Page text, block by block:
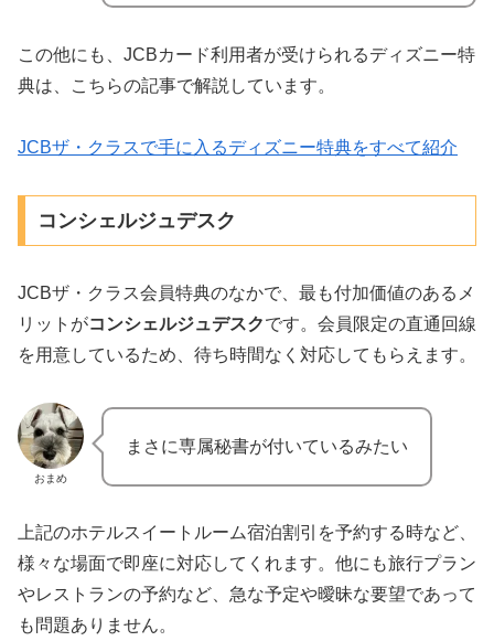
この他にも、JCBカード利用者が受けられるディズニー特
典は、こちらの記事で解説しています。
JCBザ・クラスで手に入るディズニー特典をすべて紹介
コンシェルジュデスク
JCBザ・クラス会員特典のなかで、最も付加価値のあるメ
リットがコンシェルジュデスクです。会員限定の直通回線
を用意しているため、待ち時間なく対応してもらえます。
おまめ
まさに専属秘書が付いているみたい
上記のホテルスイートルーム宿泊割引を予約する時など、
様々な場面で即座に対応してくれます。他にも旅行プラン
やレストランの予約など、急な予定や曖昧な要望であって
も問題ありません。